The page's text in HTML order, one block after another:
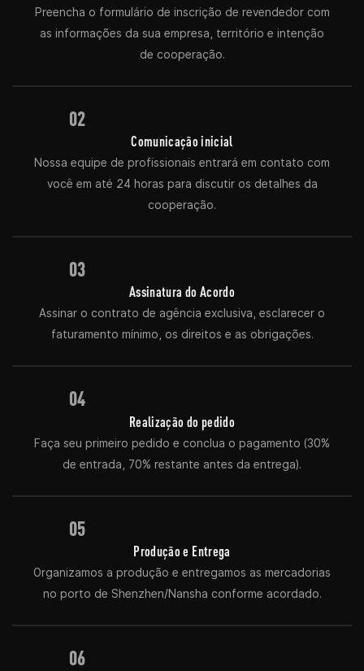
Preencha o formulário de inscrição de revendedor com
as informações da sua empresa, território e intenção
de cooperação.
02
Comunicação inicial
Nossa equipe de profissionais entrará em contato com
você em até 24 horas para discutir os detalhes da
cooperação.
03
Assinatura do Acordo
Assinar o contrato de agência exclusiva, esclarecer o
faturamento mínimo, os direitos e as obrigações.
04
Realização do pedido
Faça seu primeiro pedido e conclua o pagamento (30%
de entrada, 70% restante antes da entrega).
05
Produção e Entrega
Organizamos a produção e entregamos as mercadorias
no porto de Shenzhen/Nansha conforme acordado.
06